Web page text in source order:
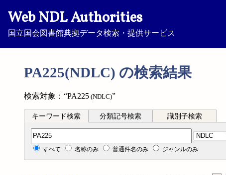
Web NDL Authorities
国立国会図書館典拠データ検索・提供サービス
PA225(NDLC) の検索結果
検索対象：“PA225 (NDLC)”
キーワード検索 分類記号検索 識別子検索
分類記号検索
すべて 名称のみ 普通件名のみ ジャンルのみ